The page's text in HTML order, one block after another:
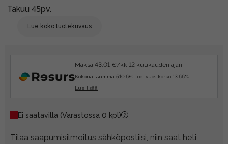
Takuu 45pv.
Lue koko tuotekuvaus
Maksa 43.01 €/kk 12 kuukauden ajan.
Kokonaissumma 510.6€, tod. vuosikorko 13.66%.
Lue lisää
Ei saatavilla (Varastossa 0 kpl)
Tilaa saapumisilmoitus sähköpostiisi, niin saat heti